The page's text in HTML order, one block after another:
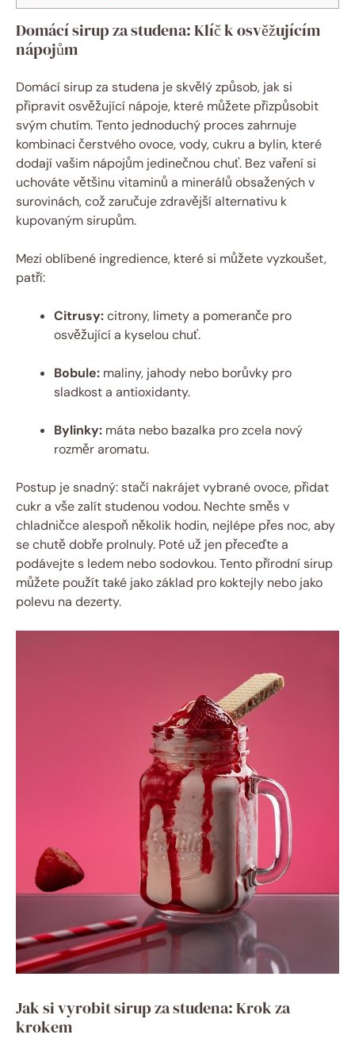
Domácí sirup za studena: Klíč k osvěžujícím
nápojům
Domácí sirup za studena je skvělý způsob, jak si
připravit osvěžující nápoje, které můžete přizpůsobit
svým chutím. Tento jednoduchý proces zahrnuje
kombinaci čerstvého ovoce, vody, cukru a bylin, které
dodají vašim nápojům jedinečnou chuť. Bez vaření si
uchováte většinu vitaminů a minerálů obsažených v
surovinách, což zaručuje zdravější alternativu k
kupovaným sirupům.
Mezi oblíbené ingredience, které si můžete vyzkoušet,
patří:
Citrusy:citrony, limety a pomeranče pro
osvěžující a kyselou chuť.
Bobule: maliny, jahody nebo borůvky pro
sladkost a antioxidanty.
Bylinky: máta nebo bazalka pro zcela nový
rozměr aromatu.
Postup je snadný: stačí nakrájet vybrané ovoce, přidat
cukr a vše zalít studenou vodou. Nechte směs v
chladničce alespoň několik hodin, nejlépe přes noc, aby
se chutě dobře prolnuly. Poté už jen přeceďte a
podávejte s ledem nebo sodovkou. Tento přírodní sirup
můžete použít také jako základ pro koktejly nebo jako
polevu na dezerty.
Jak si vyrobit sirup za studena: Krok za
krokem